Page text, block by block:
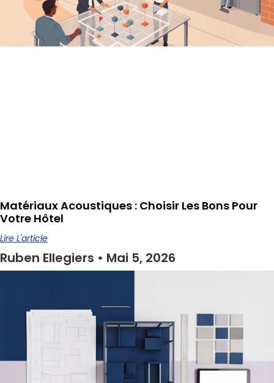
Matériaux Acoustiques : Choisir Les Bons Pour
Votre Hôtel
Lire L'article
Ruben Ellegiers Mai 5, 2026